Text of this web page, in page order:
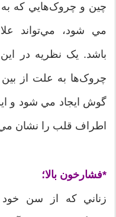
چين و چروک‌هايي که
مي شود، مي‌تواند
باشد. يک نظريه در
چروک‌ها به علت از
گوش ايجاد مي شود و
اطراف قلب را نشان
*فشارخون بالا؛
زناني که از سن خود